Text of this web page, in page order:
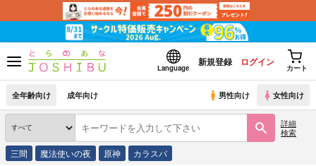
Language
新規登録 ログイン
カート
全年齢向け 成年向け 男性向け 女性向け
詳細
検索
三間 魔法使いの夜 原神 カラスバ